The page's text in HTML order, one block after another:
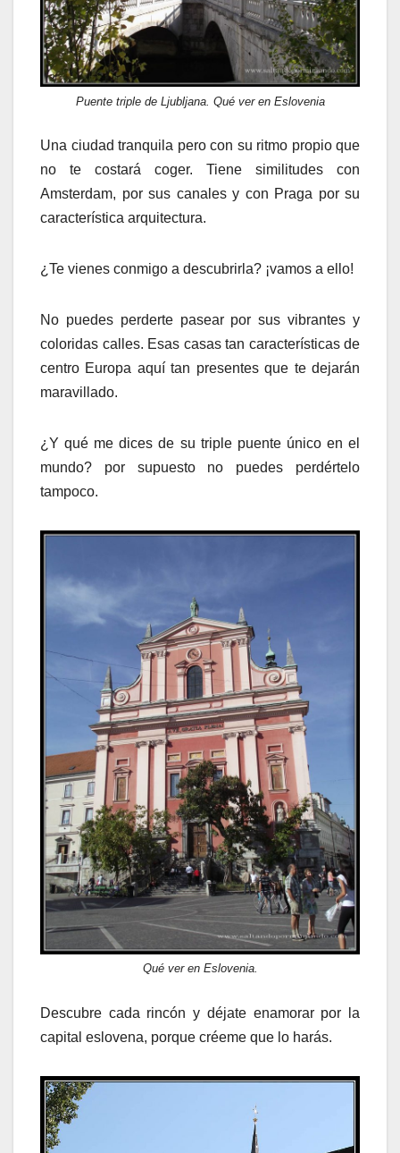
Puente triple de Ljubljana. Qué ver en Eslovenia
Una ciudad tranquila pero con su ritmo propio que
no te costará coger. Tiene similitudes con
Amsterdam, por sus canales y con Praga por su
característica arquitectura.
¿Te vienes conmigo a descubrirla? ¡vamos a ello!
No puedes perderte pasear por sus vibrantes y
coloridas calles. Esas casas tan características de
centro Europa aquí tan presentes que te dejarán
maravillado.
¿Y qué me dices de su triple puente único en el
mundo? por supuesto no puedes perdértelo
tampoco.
Qué ver en Eslovenia.
Descubre cada rincón y déjate enamorar por la
capital eslovena, porque créeme que lo harás.